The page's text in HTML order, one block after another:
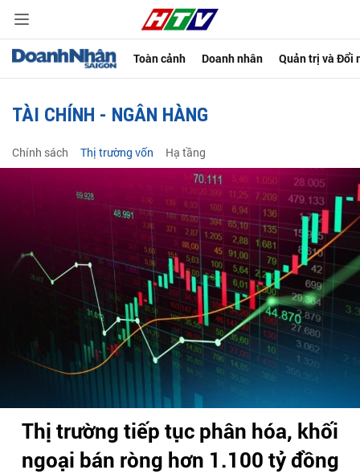
Toàn cảnh Doanh nhân Quản trị và Đổi
TÀI CHÍNH - NGÂN HÀNG
Chính sách Thị trường vốn Hạ tầng
Thị trường tiếp tục phân hóa, khối
ngoại bán ròng hơn 1.100 tỷ đồng